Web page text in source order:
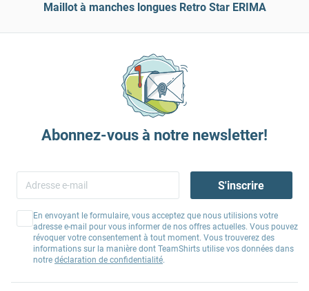
Maillot à manches longues Retro Star ERIMA
Abonnez-vous à notre newsletter!
S'inscrire
En envoyant le formulaire, vous acceptez que nous utilisions votre
adresse e-mail pour vous informer de nos offres actuelles. Vous pouvez
révoquer votre consentement à tout moment. Vous trouverez des
informations sur la manière dont TeamShirts utilise vos données dans
notre déclaration de confidentialité.